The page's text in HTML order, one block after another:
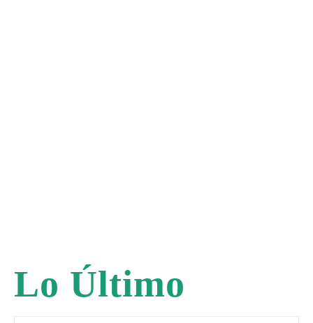
Lo Último